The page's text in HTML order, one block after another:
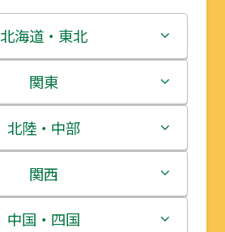
北海道・東北
北海道
青森県
岩手県
宮城県
関東
茨城県
栃木県
群馬県
北陸・中部
新潟県
富山県
関西
三重県
中国・四国